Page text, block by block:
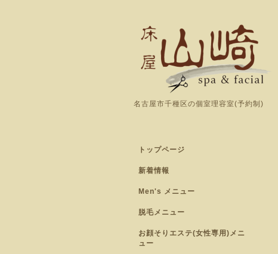
名古屋市千種区の個室理容室(予約制)
トップページ
新着情報
Men's メニュー
脱毛メニュー
お顔そりエステ(女性専用)メニ
ュー